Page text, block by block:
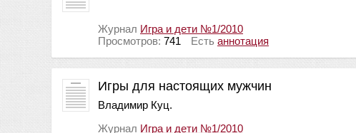
Журнал Игра и дети №1/2010
Просмотров: 741 Есть аннотация
Игры для настоящих мужчин
Владимир Куц.
Журнал Игра и дети №1/2010